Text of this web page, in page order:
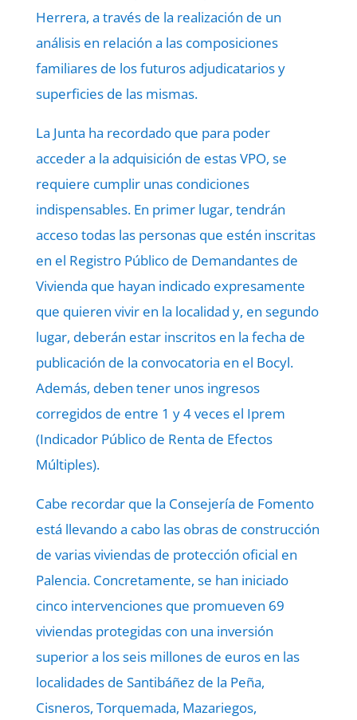
Herrera, a través de la realización de un
análisis en relación a las composiciones
familiares de los futuros adjudicatarios y
superficies de las mismas.
La Junta ha recordado que para poder
acceder a la adquisición de estas VPO, se
requiere cumplir unas condiciones
indispensables. En primer lugar, tendrán
acceso todas las personas que estén inscritas
en el Registro Público de Demandantes de
Vivienda que hayan indicado expresamente
que quieren vivir en la localidad y, en segundo
lugar, deberán estar inscritos en la fecha de
publicación de la convocatoria en el Bocyl.
Además, deben tener unos ingresos
corregidos de entre 1 y 4 veces el Iprem
(Indicador Público de Renta de Efectos
Múltiples).
Cabe recordar que la Consejería de Fomento
está llevando a cabo las obras de construcción
de varias viviendas de protección oficial en
Palencia. Concretamente, se han iniciado
cinco intervenciones que promueven 69
viviendas protegidas con una inversión
superior a los seis millones de euros en las
localidades de Santibáñez de la Peña,
Cisneros, Torquemada, Mazariegos,